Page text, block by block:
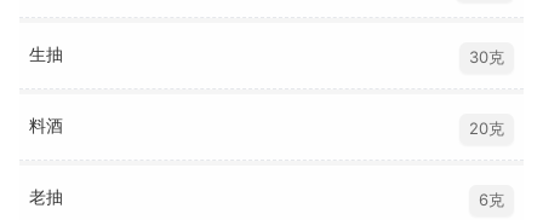
生抽 30克
料酒 20克
老抽 6克